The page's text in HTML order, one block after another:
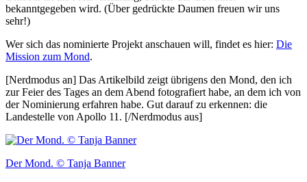
bekanntgegeben wird. (Über gedrückte Daumen freuen wir uns
sehr!)
Wer sich das nominierte Projekt anschauen will, findet es hier: Die
Mission zum Mond.
[Nerdmodus an] Das Artikelbild zeigt übrigens den Mond, den ich
zur Feier des Tages an dem Abend fotografiert habe, an dem ich von
der Nominierung erfahren habe. Gut darauf zu erkennen: die
Landestelle von Apollo 11. [/Nerdmodus aus]
Der Mond. © Tanja Banner